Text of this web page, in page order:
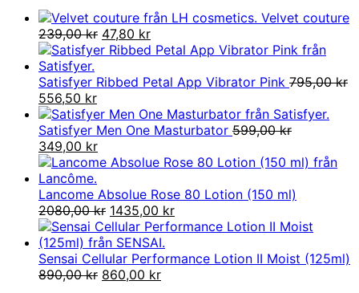
Velvet couture
239,00kr Det
ursprungliga
var:
47,80 krDet
nuvarande
är:
Satisfyer Ribbed Petal App Vibrator Pink 795,00kr
Det
ursprungliga
priset
var:
795,00 kr.
556,50 krDet
nuvarande
priset
är:
556,50 kr.
Satisfyer Men One Masturbator 599,00kr
Det
ursprungliga
priset
var:
599,00 kr.
349,00 krDet
nuvarande
är:
349,00 kr.
Lancome Absolue Rose 80 Lotion (150 ml)
2080,00kr Det
ursprungliga
priset
var:
2080,00 kr.
1435,00 krDet
nuvarande
är:
Sensai Cellular Performance Lotion II Moist (125ml)
890,00kr Det
860,00 krDet